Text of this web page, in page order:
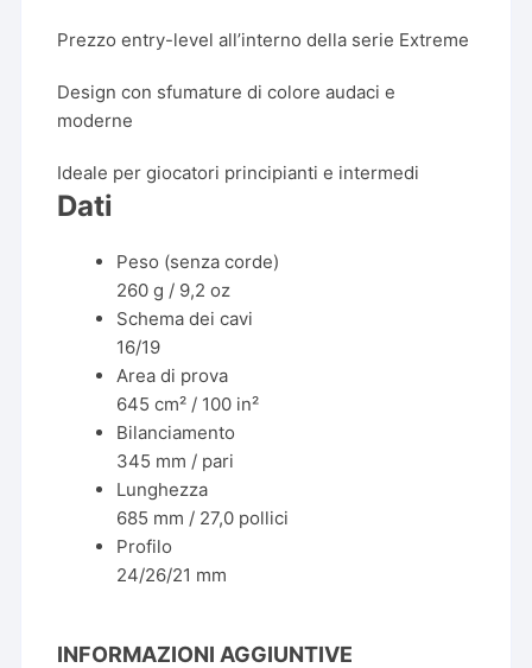
Prezzo entry-level all’interno della serie Extreme
Design con sfumature di colore audaci e
moderne
Ideale per giocatori principianti e intermedi
Dati
Peso (senza corde)
260 g / 9,2 oz
Schema dei cavi
16/19
Area di prova
645 cm² / 100 in²
Bilanciamento
345 mm / pari
Lunghezza
685 mm / 27,0 pollici
Profilo
24/26/21 mm
INFORMAZIONI AGGIUNTIVE